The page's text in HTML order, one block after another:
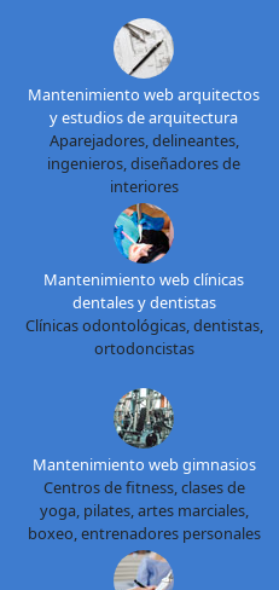
Mantenimiento web arquitectos
y estudios de arquitectura
Aparejadores, delineantes,
ingenieros, diseñadores de
interiores
Mantenimiento web clínicas
dentales y dentistas
Clínicas odontológicas, dentistas,
ortodoncistas
Mantenimiento web gimnasios
Centros de fitness, clases de
yoga, pilates, artes marciales,
boxeo, entrenadores personales